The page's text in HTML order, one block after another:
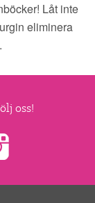
Låt inte
eliminera
oss!